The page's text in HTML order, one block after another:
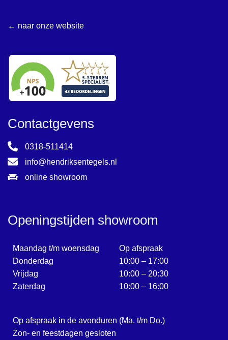
← naar onze website
Contactgevens
0318-511414
info@hendriksentegels.nl
online showroom
Openingstijden showroom
Maandag t/m woensdag
Donderdag
Vrijdag
Zaterdag
Op afspraak
10:00 – 17:00
10:00 – 20:30
10:00 – 16:00
Op afspraak in de avonduren (Ma. t/m Do.)
Zon- en feestdagen gesloten